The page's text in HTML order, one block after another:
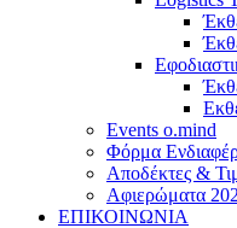
Events o.mind
Φόρμα
Αποδέκτες &
Αφιερώματα
ΕΠΙΚΟΙΝΩΝΙΑ